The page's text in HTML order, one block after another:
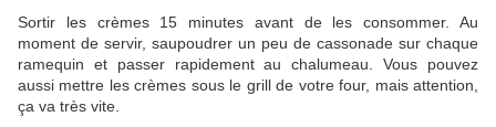
Sortir les crèmes 15 minutes avant de les consommer. Au
moment de servir, saupoudrer un peu de cassonade sur chaque
ramequin et passer rapidement au chalumeau. Vous pouvez
aussi mettre les crèmes sous le grill de votre four, mais attention,
ça va très vite.